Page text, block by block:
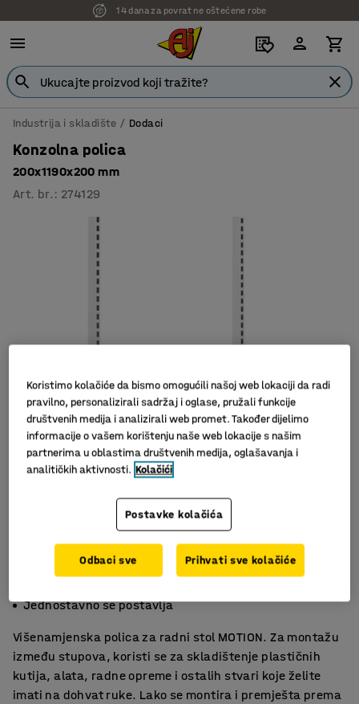
14 dana za povrat ne oštećene robe
Industrija i skladište Dodaci
Konzolna polica
200x1190x200 mm
Art. br. : 274129
Za pristupačno spremanje
Jednostavno se postavlja
Višenamjenska polica za radni stol MOTION. Za montažu
između stupova, koristi se za skladištenje plastičnih
kutija, alata, radne opreme i ostalih stvari koje želite
imati na dohvat ruke. Lako se montira i premješta prema
Koristimo kolačiće da bismo omogućili našoj web lokaciji da radi
pravilno, personalizirali sadržaj i oglase, pružali funkcije
društvenih medija i analizirali web promet. Također dijelimo
informacije o vašem korištenju naše web lokacije s našim
partnerima u oblastima društvenih medija, oglašavanja i
analitičkih aktivnosti. Kolačići
Postavke kolačića
Odbaci sve Prihvati sve kolačiće